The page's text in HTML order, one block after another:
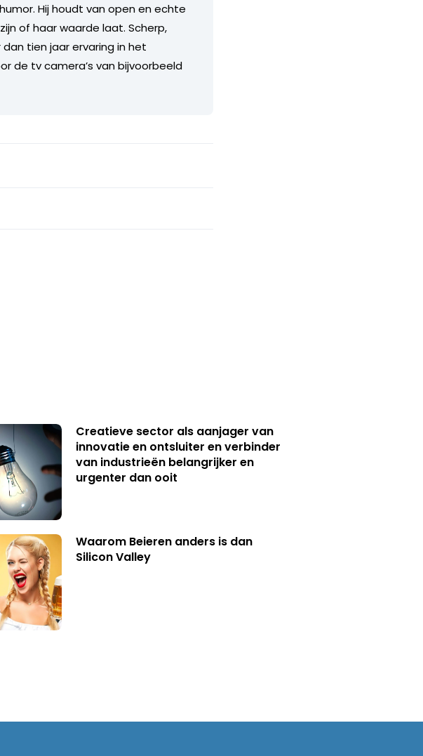
Hij houdt van open en echte
of haar waarde laat. Scherp,
tien jaar ervaring in het
de tv camera’s van bijvoorbeeld
Creatieve sector als aanjager van
innovatie en ontsluiter en verbinder
van industrieën belangrijker en
urgenter dan ooit
Waarom Beieren anders is dan
Silicon Valley